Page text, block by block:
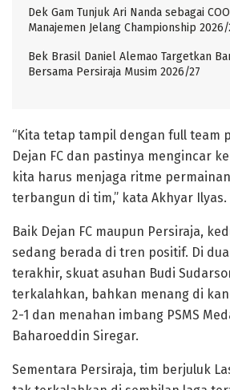
Dek Gam Tunjuk Ari Nanda sebagai
Manajemen Jelang Championship 2026/
Bek Brasil Daniel Alemao Targetkan
Bersama Persiraja Musim 2026/27
“Kita tetap tampil dengan full team
Dejan FC dan pastinya mengincar
kita harus menjaga ritme
terbangun di tim,” kata Akhyar Ilyas.
Baik Dejan FC maupun Persiraja,
sedang berada di tren positif. Di
terakhir, skuat asuhan Budi
terkalahkan, bahkan menang di
2-1 dan menahan imbang PSMS
Baharoeddin Siregar.
Sementara Persiraja, tim berjuluk